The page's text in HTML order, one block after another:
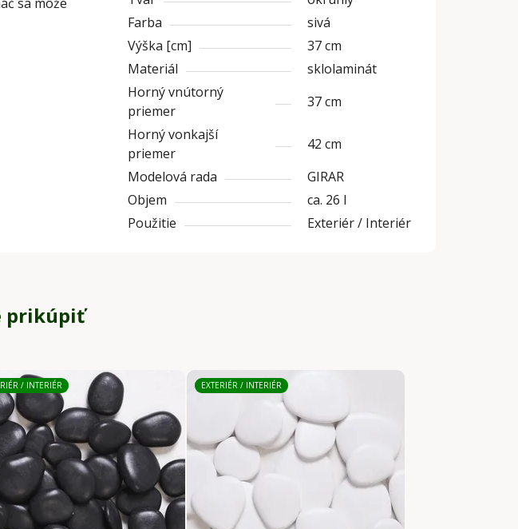
Farba
sivá
Výška [cm]
37 cm
Materiál
sklolaminát
Horný vnútorný
priemer
37 cm
Horný vonkajší
priemer
42 cm
Modelová rada
GIRAR
Objem
ca. 26 l
Použitie
Exteriér / Interiér
prikúpiť
/ INTERIÉR EXTERIÉR / INTERIÉR